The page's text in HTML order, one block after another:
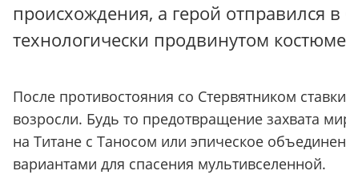
происхождения, а герой отправился
технологически продвинутом
После противостояния со Стервятником
возросли. Будь то предотвращение захвата
на Титане с Таносом или эпическое
вариантами для спасения мультивселенной.